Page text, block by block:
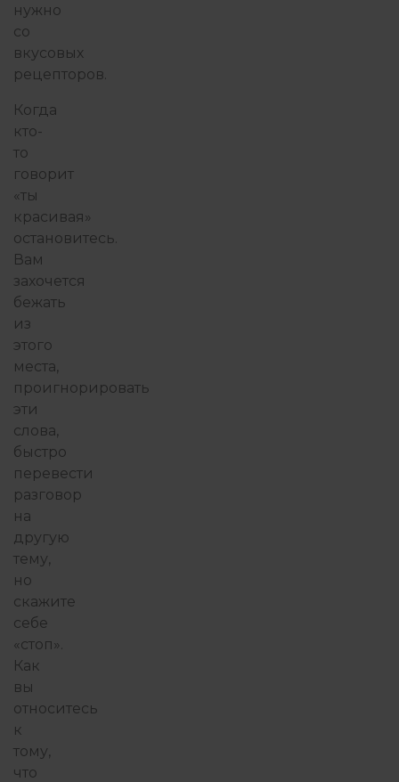
нужно
со
вкусовых
рецепторов.
Когда
кто-
то
говорит
«ты
красивая»
остановитесь.
Вам
захочется
бежать
из
этого
места,
проигнорировать
эти
слова,
быстро
перевести
разговор
на
другую
тему,
но
скажите
себе
«стоп».
Как
вы
относитесь
к
тому,
что